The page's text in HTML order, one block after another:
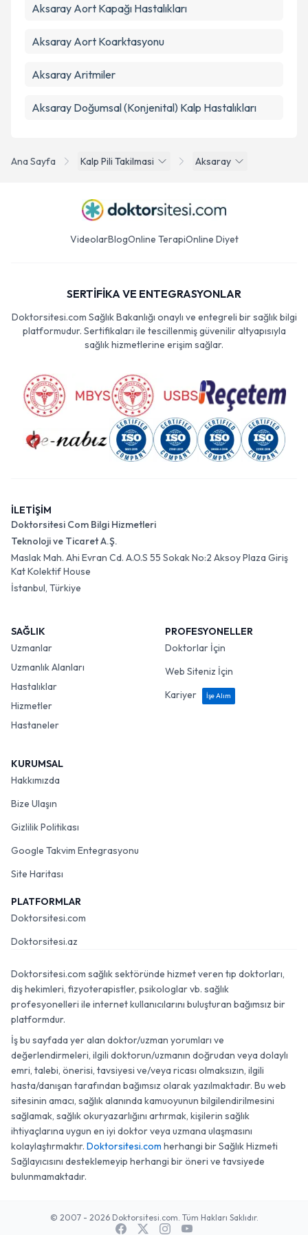
Ana Sayfa Kalp Pili Takilmasi Aksaray
Aksaray Aort Kapağı Hastalıkları
Aksaray Aort Koarktasyonu
Aksaray Aritmiler
Aksaray Doğumsal (Konjenital) Kalp Hastalıkları
VideolarBlogOnline TerapiOnline Diyet
SERTİFİKA VE ENTEGRASYONLAR
Doktorsitesi.com Sağlık Bakanlığı onaylı ve entegreli bir sağlık bilgi
platformudur. Sertifikaları ile tescillenmiş güvenilir altyapısıyla
sağlık hizmetlerine erişim sağlar.
İLETİŞİM
Doktorsitesi Com Bilgi Hizmetleri
Teknoloji ve Ticaret A.Ş.
Maslak Mah. Ahi Evran Cd. A.O.S 55 Sokak No:2 Aksoy Plaza Giriş
Kat Kolektif House
İstanbul, Türkiye
SAĞLIK
Uzmanlar
Uzmanlık Alanları
Hastalıklar
Hizmetler
Hastaneler
PROFESYONELLER
Doktorlar İçin
Web Siteniz İçin
Kariyer
İşe Alım
KURUMSAL
Hakkımızda
Bize Ulaşın
Gizlilik Politikası
Google Takvim Entegrasyonu
Site Haritası
PLATFORMLAR
Doktorsitesi.com
Doktorsitesi.az
Doktorsitesi.com sağlık sektöründe hizmet veren tıp doktorları,
diş hekimleri, fizyoterapistler, psikologlar vb. sağlık
profesyonelleri ile internet kullanıcılarını buluşturan bağımsız bir
platformdur.
İş bu sayfada yer alan doktor/uzman yorumları ve
değerlendirmeleri, ilgili doktorun/uzmanın doğrudan veya dolaylı
emri, talebi, önerisi, tavsiyesi ve/veya ricası olmaksızın, ilgili
hasta/danışan tarafından bağımsız olarak yazılmaktadır. Bu web
sitesinin amacı, sağlık alanında kamuoyunun bilgilendirilmesini
sağlamak, sağlık okuryazarlığını artırmak, kişilerin sağlık
ihtiyaçlarına uygun en iyi doktor veya uzmana ulaşmasını
kolaylaştırmaktır. Doktorsitesi.com herhangi bir Sağlık Hizmeti
Sağlayıcısını desteklemeyip herhangi bir öneri ve tavsiyede
bulunmamaktadır.
© 2007 - 2026 Doktorsitesi.com. Tüm Hakları Saklıdır.